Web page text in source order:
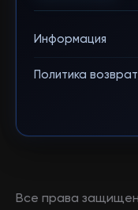
Информация
Политика
Все права